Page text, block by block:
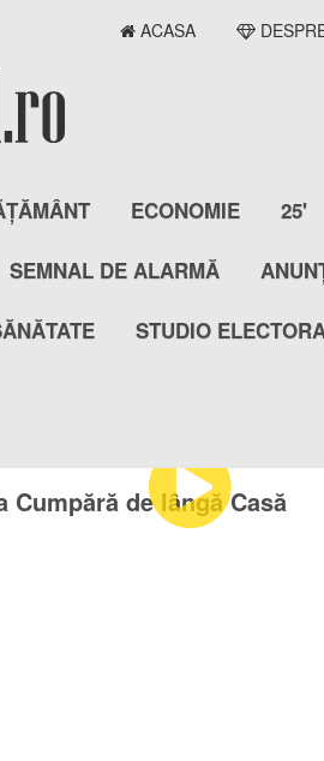
ACASA
ECONOMIE 25'
SEMNAL DE ALARMĂ
STUDIO
Cumpără de lângă Casă